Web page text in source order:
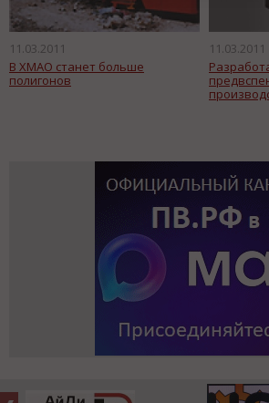
11.03.2011
В ХМАО станет больше
полигонов
11.03.2011